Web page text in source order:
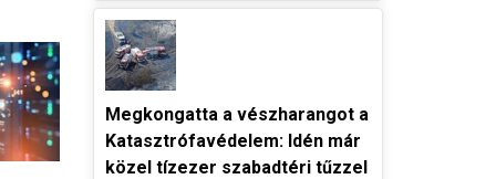
Megkongatta a vészharangot a
Katasztrófavédelem: Idén már
közel tízezer szabadtéri tűzzel